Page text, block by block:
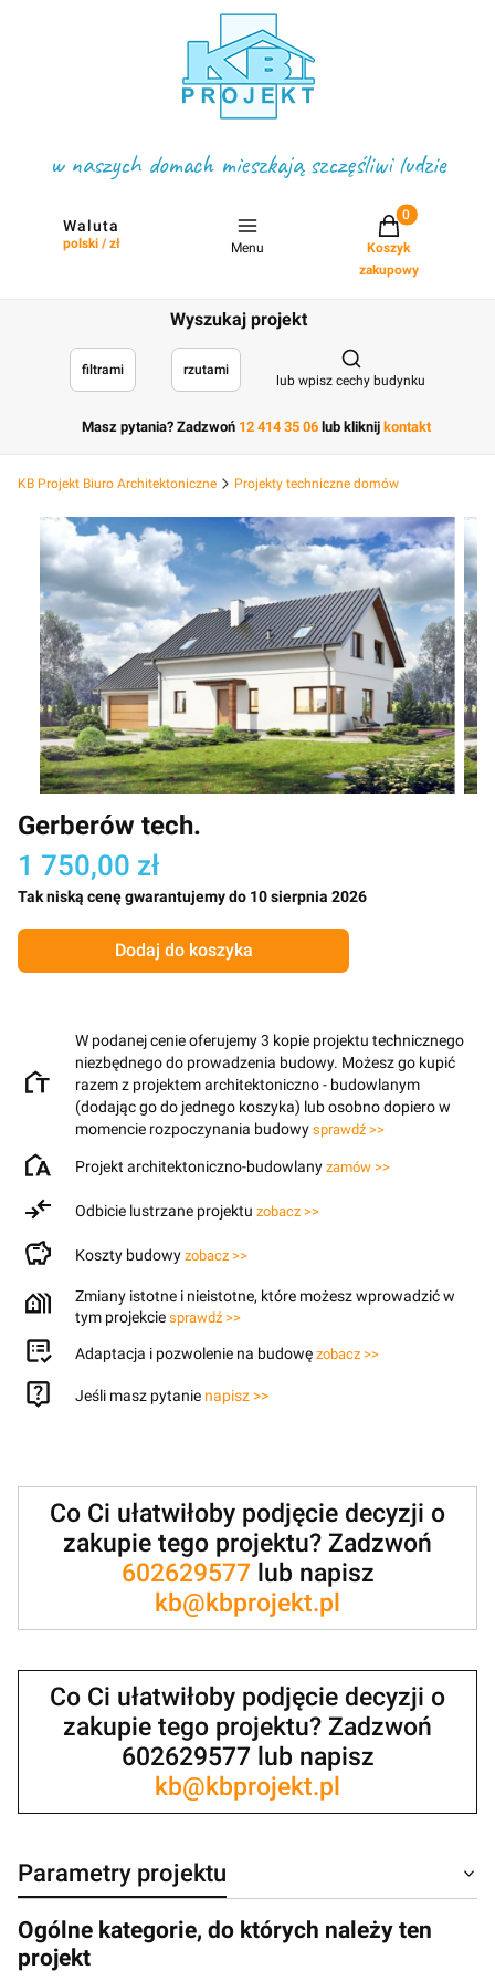
w naszych domach mieszkają szczęśliwi ludzie
Waluta
polski / zł Menu
Projekty w
Koszyk
zakupowy
Wyszukaj projekt
filtrami rzutami
Otwórz
lub wpisz cechy budynku
Masz pytania? Zadzwoń 12 414 35 06 lub kliknij kontakt
KB Projekt Biuro Architektoniczne Projekty techniczne domów
Gerberów tech.
1 750,00 zł
Tak niską cenę gwarantujemy do 10 sierpnia 2026
Dodaj do koszyka
W podanej cenie oferujemy 3 kopie projektu technicznego
niezbędnego do prowadzenia budowy. Możesz go kupić
razem z projektem architektoniczno - budowlanym
(dodając go do jednego koszyka) lub osobno dopiero w
momencie rozpoczynania budowy sprawdź >>
Projekt architektoniczno-budowlany zamów >>
Odbicie lustrzane projektu zobacz >>
Koszty budowy zobacz >>
Zmiany istotne i nieistotne, które możesz wprowadzić w
tym projekcie sprawdź >>
Adaptacja i pozwolenie na budowę zobacz >>
Jeśli masz pytanie napisz >>
Co Ci ułatwiłoby podjęcie decyzji o
zakupie tego projektu? Zadzwoń
602629577lub napisz
kb@kbprojekt.pl
Co Ci ułatwiłoby podjęcie decyzji o
zakupie tego projektu? Zadzwoń
602629577 lub napisz
kb@kbprojekt.pl
Parametry projektu
Ogólne kategorie, do których należy ten
projekt